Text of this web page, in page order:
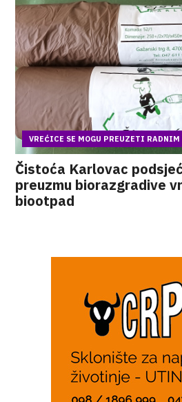
VREĆICE SE MOGU PREUZETI RADNIM
Čistoća Karlovac
preuzmu biorazgradive
biootpad